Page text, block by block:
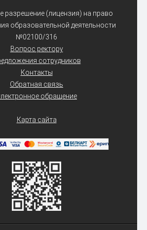
разрешение (лицензия) на право
образовательной деятельности
№02100/316
Вопрос ректору
сотрудников
Контакты
Обратная связь
обращение
Карта сайта